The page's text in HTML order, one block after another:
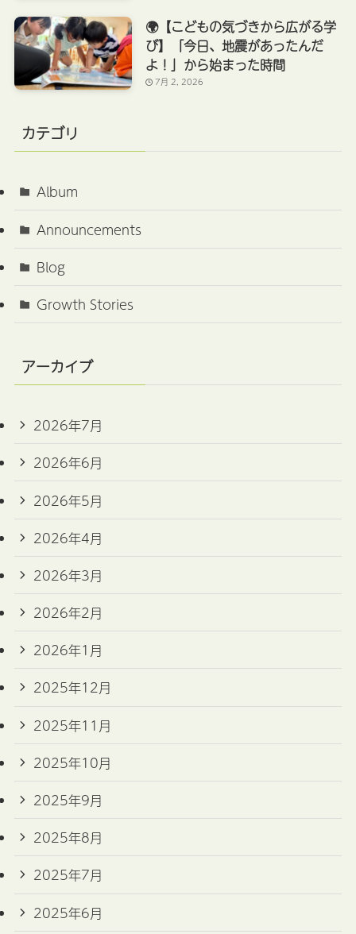
🌍【こどもの気づきから広がる学
び】「今日、地震があったんだ
よ！」から始まった時間
7月 2, 2026
カテゴリ
Album
Announcements
Blog
Growth Stories
アーカイブ
2026年7月
2026年6月
2026年5月
2026年4月
2026年3月
2026年2月
2026年1月
2025年12月
2025年11月
2025年10月
2025年9月
2025年8月
2025年7月
2025年6月